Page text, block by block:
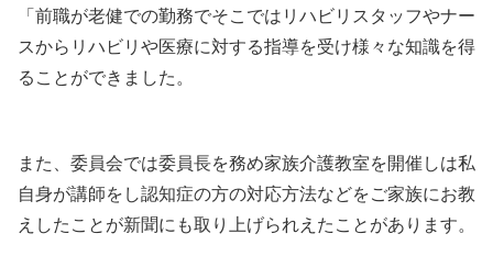
「前職が老健での勤務でそこではリハビリスタッフやナー
スからリハビリや医療に対する指導を受け様々な知識を得
ることができました。
また、委員会では委員長を務め家族介護教室を開催しは私
自身が講師をし認知症の方の対応方法などをご家族にお教
えしたことが新聞にも取り上げられえたことがあります。